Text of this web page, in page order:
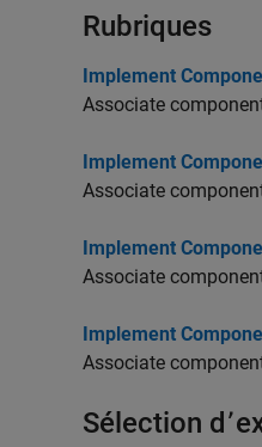
Rubriques
Implement
Associate
Implement
Associate
Implement
Associate
Implement
Associate
Sélection